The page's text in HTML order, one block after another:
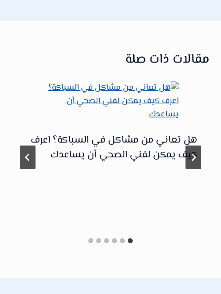
مقالات ذات صلة
هل تعاني من مشاكل في السباكة؟ اعرف
كيف يمكن لفني الصحي أن يساعدك